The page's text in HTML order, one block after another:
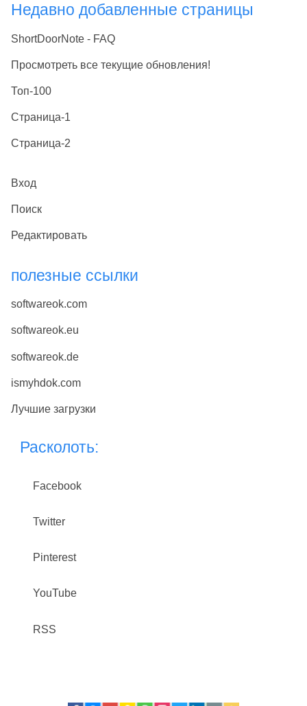
Недавно добавленные страницы
ShortDoorNote - FAQ
Просмотреть все текущие обновления!
Топ-100
Страница-1
Страница-2
Вход
Поиск
Редактировать
полезные ссылки
softwareok.com
softwareok.eu
softwareok.de
ismyhdok.com
Лучшие загрузки
Расколоть:
Facebook
Twitter
Pinterest
YouTube
RSS